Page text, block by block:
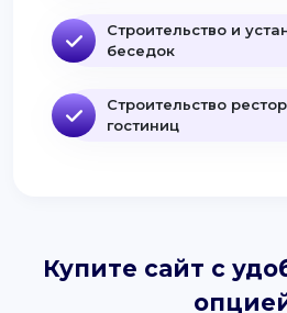
Строительство и
беседок
Строительство
гостиниц
Купите сайт с